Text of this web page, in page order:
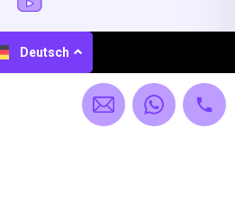
Entworfen von
propertiesinalanya.com
Deutsch